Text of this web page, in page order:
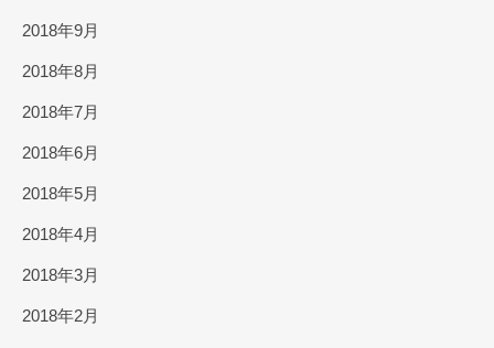
2018年9月
2018年8月
2018年7月
2018年6月
2018年5月
2018年4月
2018年3月
2018年2月